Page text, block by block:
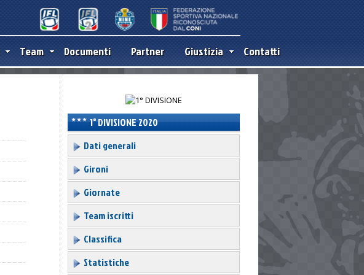
Team Documenti Partner Giustizia Contatti
1° DIVISIONE 2020
Dati generali
Gironi
Giornate
Team iscritti
Classifica
Statistiche